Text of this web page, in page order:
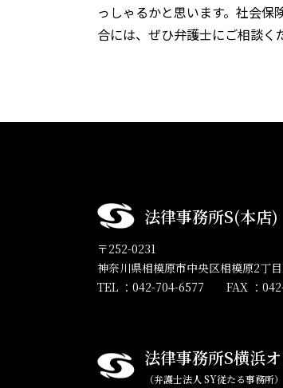
っしゃるかと思います。社会
合には、ぜひ弁護士にご相談く
法律事務所S(本店)
〒252-0231
神奈川県相模原市中央区相模原2丁
TEL ：042-704-6577 FAX ：042-
法律事務所S横浜
（弁護士法人 SY従たる事務所）